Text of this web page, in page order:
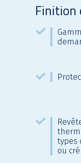
Finition
types
ou